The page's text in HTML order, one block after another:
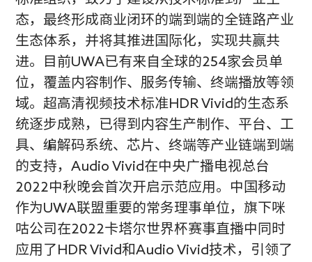
态，最终形成商业闭环的端到端的全链路产业
生态体系，并将其推进国际化，实现共赢共
进。目前UWA已有来自全球的254家会员单
位，覆盖内容制作、服务传输、终端播放等领
域。超高清视频技术标准HDR Vivid的生态系
统逐步成熟，已得到内容生产制作、平台、工
具、编解码系统、芯片、终端等产业链端到端
的支持，Audio Vivid在中央广播电视总台
2022中秋晚会首次开启示范应用。中国移动
作为UWA联盟重要的常务理事单位，旗下咪
咕公司在2022卡塔尔世界杯赛事直播中同时
应用了HDR Vivid和Audio Vivid技术，引领了